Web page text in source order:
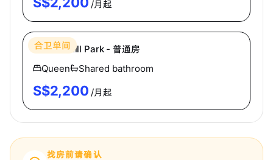
/月起
合卫单间
Holland Hill Park - 普通房
Queen
Shared bathroom
S$2,200 /月起
找房前请确认